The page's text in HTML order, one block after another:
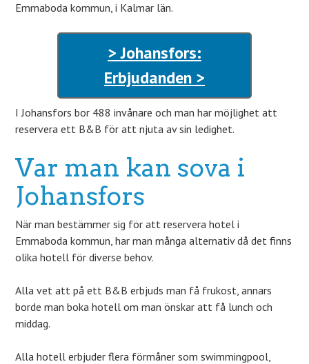
Emmaboda kommun, i Kalmar län.
> Johansfors:
Erbjudanden >
I Johansfors bor 488 invånare och man har möjlighet att
reservera ett B&B för att njuta av sin ledighet.
Var man kan sova i
Johansfors
När man bestämmer sig för att reservera hotel i
Emmaboda kommun, har man många alternativ då det finns
olika hotell för diverse behov.
Alla vet att på ett B&B erbjuds man få frukost, annars
borde man boka hotell om man önskar att få lunch och
middag.
Alla hotell erbjuder flera förmåner som swimmingpool,